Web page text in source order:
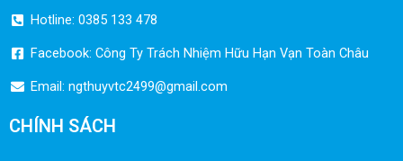
Hotline: 0385 133 478
Facebook: Công Ty Trách Nhiệm Hữu Hạn Vạn Toàn Châu
Email: ngthuyvtc2499@gmail.com
CHÍNH SÁCH